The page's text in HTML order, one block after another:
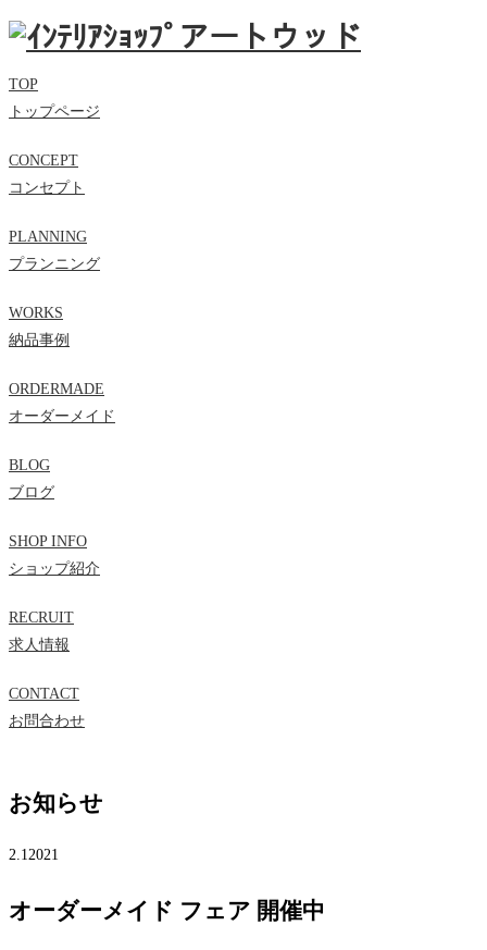
TOP
トップページ
CONCEPT
コンセプト
PLANNING
プランニング
WORKS
納品事例
ORDERMADE
オーダーメイド
BLOG
ブログ
SHOP INFO
ショップ紹介
RECRUIT
求人情報
CONTACT
お問合わせ
お知らせ
2.12021
オーダーメイド フェア 開催中